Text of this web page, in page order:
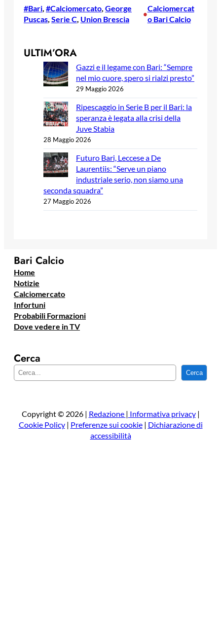
#Bari, #Calciomercato, George
Puscas, Serie C, Union Brescia
•
Calciomercat
o Bari Calcio
ULTIM’ORA
Gazzi e il legame con Bari: “Sempre
nel mio cuore, spero si rialzi presto”
29 Maggio 2026
Ripescaggio in Serie B per il Bari: la
speranza è legata alla crisi della
Juve Stabia
28 Maggio 2026
Futuro Bari, Leccese a De
Laurentiis: “Serve un piano
industriale serio, non siamo una
seconda squadra”
27 Maggio 2026
Bari Calcio
Home
Notizie
Calciomercato
Infortuni
Probabili Formazioni
Dove vedere in TV
Cerca
e
a
Cerca
Copyright © 2026 | Redazione | Informativa privacy|
Cookie Policy| Preferenze sui cookie| Dichiarazione di
accessibilità